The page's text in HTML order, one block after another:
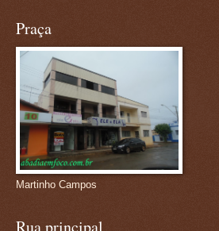
Praça
Martinho Campos
Rua principal